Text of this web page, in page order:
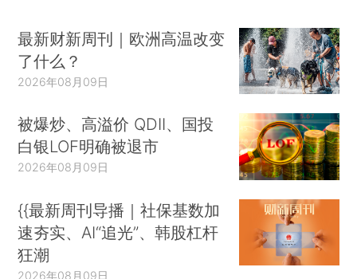
最新财新周刊｜欧洲高温改变
了什么？
2026年08月09日
被爆炒、高溢价 QDII、国投
白银LOF明确被退市
2026年08月09日
{{最新周刊导播｜社保基数加
速夯实、AI“追光”、韩股杠杆
狂潮
2026年08月09日